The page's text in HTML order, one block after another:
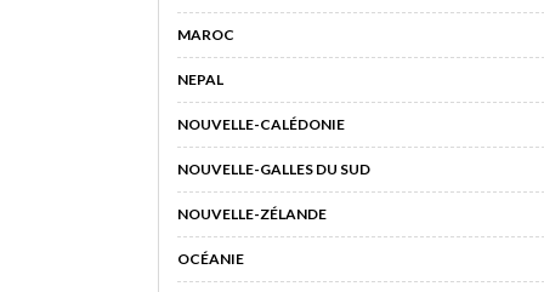
MAROC
NEPAL
NOUVELLE-CALÉDONIE
NOUVELLE-GALLES DU SUD
NOUVELLE-ZÉLANDE
OCÉANIE